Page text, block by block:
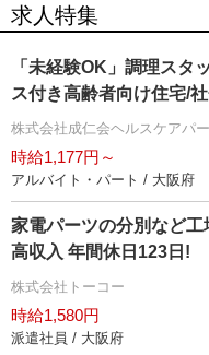
求人特集
「未経験OK」調理スタ
ス付き高齢者向け住宅/
株式会社成仁会ヘルスケアパ
時給1,177円～
アルバイト・パート / 大阪府
家電パーツの分別など
高収入 年間休日123日!
株式会社トーコー
時給1,580円
派遣社員 / 大阪府